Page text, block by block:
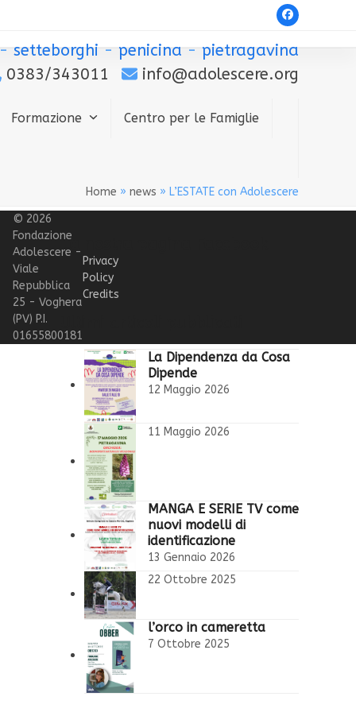
Facebook
- setteborghi - penicina - pietragavina
0383/343011
info@adolescere.org
Formazione Centro per le Famiglie
Home » news » L’ESTATE con Adolescere
La nostra pagina Facebook
La Dipendenza da Cosa
Dipende
12 Maggio 2026
11 Maggio 2026
MANGA E SERIE TV come
nuovi modelli di
identificazione
13 Gennaio 2026
22 Ottobre 2025
l’orco in cameretta
7 Ottobre 2025
© 2026
Fondazione
Adolescere -
Viale
Repubblica
25 - Voghera
(PV) P.I.
01655800181
Privacy
Policy
Credits